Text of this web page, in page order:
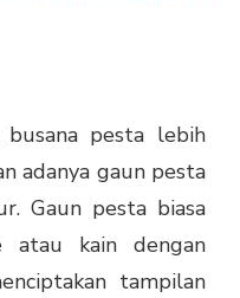
pesta lebih
adanya gaun pesta
Gaun pesta biasa
kain dengan
tampilan